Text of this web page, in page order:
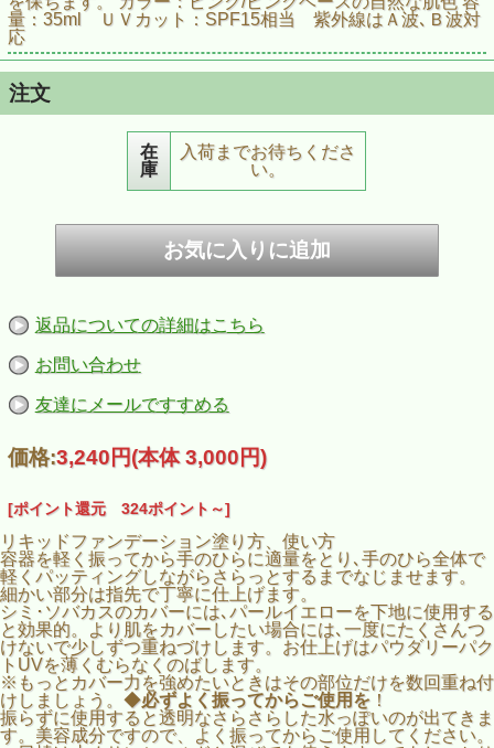
量：35ml ＵＶカット：SPF15相当 紫外線はＡ波､Ｂ波対
応
注文
在
庫
入荷までお待ちくださ
い。
返品についての詳細はこちら
お問い合わせ
友達にメールですすめる
価格:3,240円(本体 3,000円)
[ポイント還元 324ポイント～]
リキッドファンデーション塗り方、使い方
容器を軽く振ってから手のひらに適量をとり､手のひら全体で
軽くパッティングしながらさらっとするまでなじませます。
細かい部分は指先で丁寧に仕上げます。
シミ･ソバカスのカバーには､パールイエローを下地に使用する
と効果的。より肌をカバーしたい場合には､一度にたくさんつ
けないで少しずつ重ねづけします。お仕上げはパウダリーパク
トUVを薄くむらなくのばします。
※もっとカバー力を強めたいときはその部位だけを数回重ね付
けしましょう。◆必ずよく振ってからご使用を ！
振らずに使用すると透明なさらさらした水っぽいのが出てきま
す。美容成分ですので、よく振ってからご使用してください。